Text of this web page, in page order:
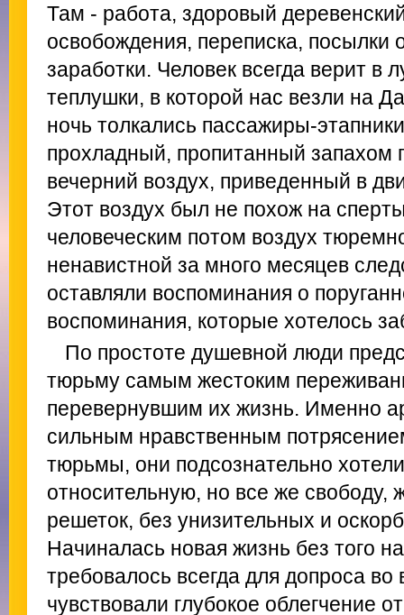
Там - работа, здоровый
освобождения, переписка,
заработки. Человек всегда верит в
теплушки, в которой нас везли на
ночь толкались пассажиры-
прохладный, пропитанный запахом
вечерний воздух, приведенный в
Этот воздух был не похож на
человеческим потом воздух
ненавистной за много месяцев
оставляли воспоминания о
воспоминания, которые хотелось
По простоте душевной люди
тюрьму самым жестоким
перевернувшим их жизнь. Именно
сильным нравственным
тюрьмы, они подсознательно
относительную, но все же свободу,
решеток, без унизительных и
Начиналась новая жизнь без того
требовалось всегда для допроса
чувствовали глубокое облегчение